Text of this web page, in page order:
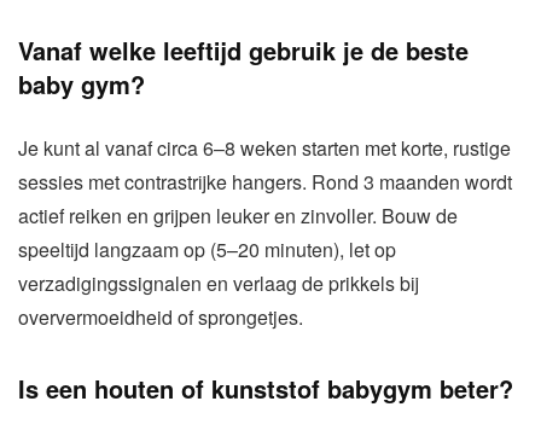
Vanaf welke leeftijd gebruik je de beste
baby gym?
Je kunt al vanaf circa 6–8 weken starten met korte, rustige
sessies met contrastrijke hangers. Rond 3 maanden wordt
actief reiken en grijpen leuker en zinvoller. Bouw de
speeltijd langzaam op (5–20 minuten), let op
verzadigingssignalen en verlaag de prikkels bij
oververmoeidheid of sprongetjes.
Is een houten of kunststof babygym beter?